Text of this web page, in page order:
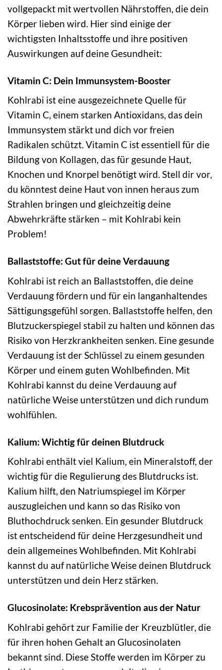
vollgepackt mit wertvollen Nährstoffen, die dein
Körper lieben wird. Hier sind einige der
wichtigsten Inhaltsstoffe und ihre positiven
Auswirkungen auf deine Gesundheit:
Vitamin C: Dein Immunsystem-Booster
Kohlrabi ist eine ausgezeichnete Quelle für
Vitamin C, einem starken Antioxidans, das dein
Immunsystem stärkt und dich vor freien
Radikalen schützt. Vitamin C ist essentiell für die
Bildung von Kollagen, das für gesunde Haut,
Knochen und Knorpel benötigt wird. Stell dir vor,
du könntest deine Haut von innen heraus zum
Strahlen bringen und gleichzeitig deine
Abwehrkräfte stärken – mit Kohlrabi kein
Problem!
Ballaststoffe: Gut für deine Verdauung
Kohlrabi ist reich an Ballaststoffen, die deine
Verdauung fördern und für ein langanhaltendes
Sättigungsgefühl sorgen. Ballaststoffe helfen, den
Blutzuckerspiegel stabil zu halten und können das
Risiko von Herzkrankheiten senken. Eine gesunde
Verdauung ist der Schlüssel zu einem gesunden
Körper und einem guten Wohlbefinden. Mit
Kohlrabi kannst du deine Verdauung auf
natürliche Weise unterstützen und dich rundum
wohlfühlen.
Kalium: Wichtig für deinen Blutdruck
Kohlrabi enthält viel Kalium, ein Mineralstoff, der
wichtig für die Regulierung des Blutdrucks ist.
Kalium hilft, den Natriumspiegel im Körper
auszugleichen und kann so das Risiko von
Bluthochdruck senken. Ein gesunder Blutdruck
ist entscheidend für deine Herzgesundheit und
dein allgemeines Wohlbefinden. Mit Kohlrabi
kannst du auf natürliche Weise deinen Blutdruck
unterstützen und dein Herz stärken.
Glucosinolate: Krebsprävention aus der Natur
Kohlrabi gehört zur Familie der Kreuzblütler, die
für ihren hohen Gehalt an Glucosinolaten
bekannt sind. Diese Stoffe werden im Körper zu